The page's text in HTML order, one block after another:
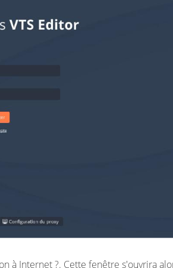
à Internet ?. Cette fenêtre s'ouvrira